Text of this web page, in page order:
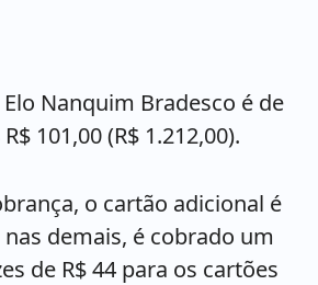
Nanquim Bradesco é de
101,00 (R$ 1.212,00).
o cartão adicional é
demais, é cobrado um
de R$ 44 para os cartões